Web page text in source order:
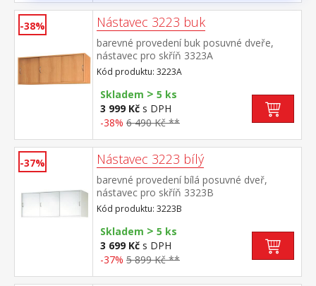
-38% Nástavec 3223 buk
barevné provedení buk posuvné dveře,
nástavec pro skříň 3323A
Kód produktu: 3223A
Skladem > 5 ks
3 999 Kč s DPH
-38% 6 490 Kč **
-37% Nástavec 3223 bílý
barevné provedení bílá posuvné dveř,
nástavec pro skříň 3323B
Kód produktu: 3223B
Skladem > 5 ks
3 699 Kč s DPH
-37% 5 899 Kč **